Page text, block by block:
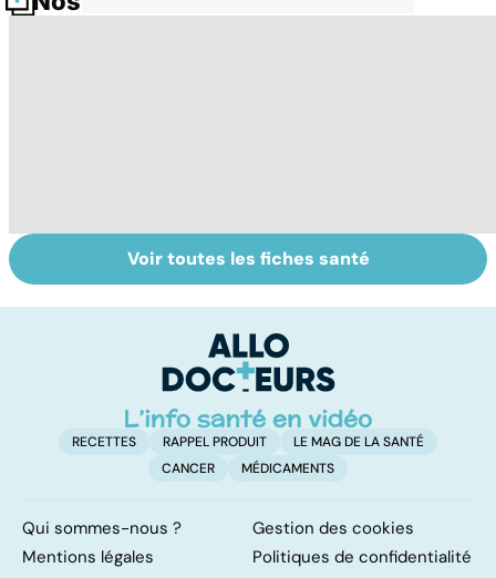
Bien dormir,
mais... sans
Violences
sexuelles :
remettre ?
Voir toutes les fiches santé
RECETTES RAPPEL PRODUIT
LE MAG DE LA SANTÉ
CANCER
MÉDICAMENTS
Qui sommes-nous ?
Gestion des cookies
Mentions légales
Politiques de confidentialité